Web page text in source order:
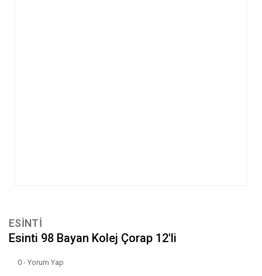
ESİNTİ
Esinti 98 Bayan Kolej Çorap 12'li
0 - Yorum Yap